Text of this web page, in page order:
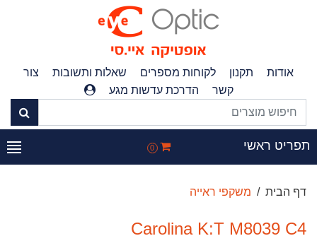
אודות תקנון לקוחות מספרים שאלות ותשובות
צור
קשר
הדרכת עדשות מגע
ראשי 0
דף הבית משקפי ראייה
Carolina K:T M8039 C4